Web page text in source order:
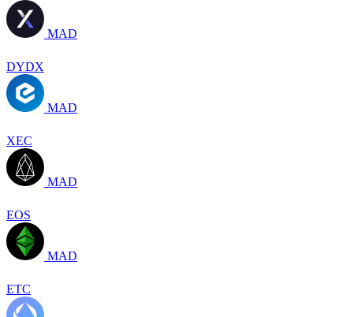
MAD
DYDX
MAD
XEC
MAD
EOS
MAD
ETC